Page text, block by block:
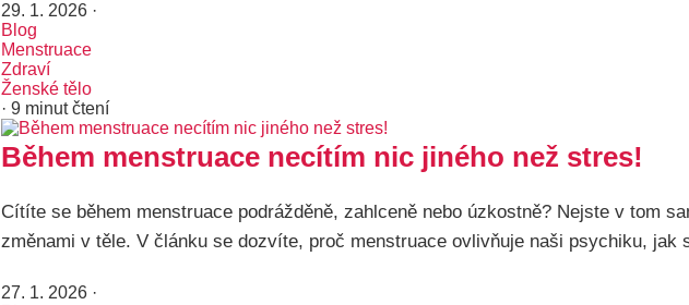
29. 1. 2026 ·
Blog
Menstruace
Zdraví
Ženské tělo
· 9 minut čtení
Během menstruace necítím nic jiného než stres!
Cítíte se během menstruace podrážděně, zahlceně nebo úzkostně? Nejste v tom
změnami v těle. V článku se dozvíte, proč menstruace ovlivňuje naši psychiku,
27. 1. 2026 ·